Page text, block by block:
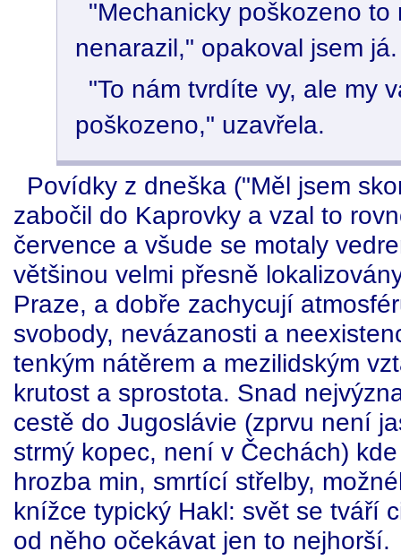
"Mechanicky poškozeno
nenarazil," opakoval jsem já.
"To nám tvrdíte vy, ale my
poškozeno," uzavřela.
Povídky z dneška ("Měl jsem
zabočil do Kaprovky a vzal to
července a všude se motaly
většinou velmi přesně
Praze, a dobře zachycují
svobody, nevázanosti a
tenkým nátěrem a mezilidským
krutost a sprostota. Snad
cestě do Jugoslávie (zprvu není
strmý kopec, není v Čechách)
hrozba min, smrtící střelby,
knížce typický Hakl: svět se tváří
od něho očekávat jen to nejhorší.